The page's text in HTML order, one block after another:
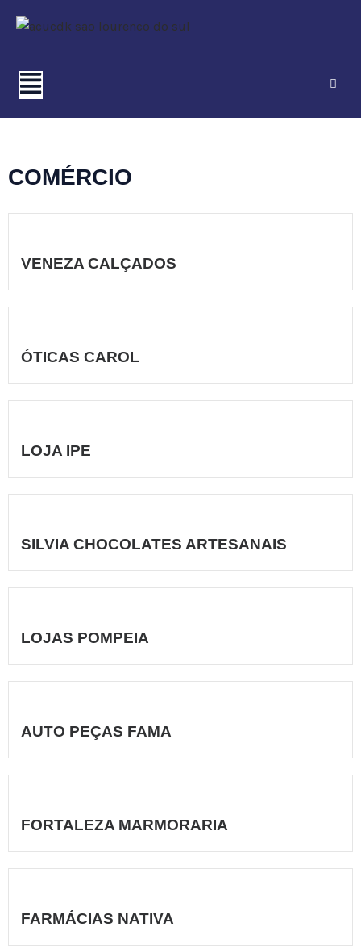
conteúdo
COMÉRCIO
VENEZA CALÇADOS
ÓTICAS CAROL
LOJA IPE
SILVIA CHOCOLATES ARTESANAIS
LOJAS POMPEIA
AUTO PEÇAS FAMA
FORTALEZA MARMORARIA
FARMÁCIAS NATIVA